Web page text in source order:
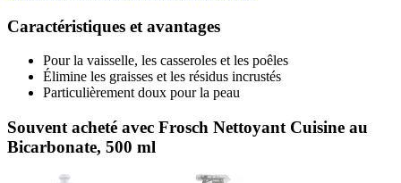
Caractéristiques et avantages
Pour la vaisselle, les casseroles et les poêles
Élimine les graisses et les résidus incrustés
Particulièrement doux pour la peau
Souvent acheté avec Frosch Nettoyant Cuisine au
Bicarbonate, 500 ml